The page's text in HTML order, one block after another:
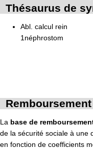
Thésaurus de
Abl. calcul rein
1néphrostom
La base de
de la sécurité sociale à une
en fonction de coefficients